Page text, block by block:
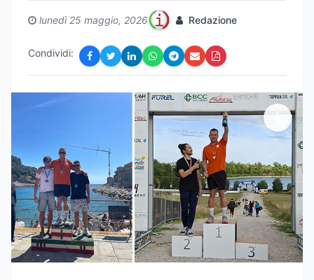
lunedì 25 maggio, 2026 Redazione
Condividi: